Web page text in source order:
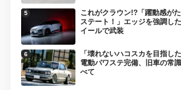
これがクラウン!?「躍動感が
ステート！」エッジを強調し
イールで武装
「壊れないハコスカを目指し
電動パワステ完備、旧車の常
べて